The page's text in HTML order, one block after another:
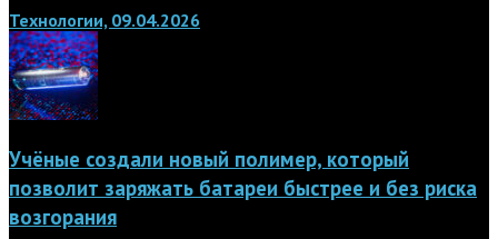
Технологии, 09.04.2026
Учёные создали новый полимер, который
позволит заряжать батареи быстрее и без риска
возгорания